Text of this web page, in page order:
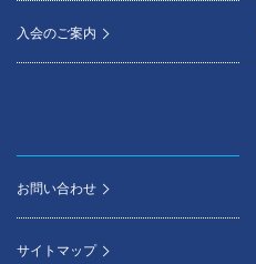
入会のご案内
お問い合わせ
サイトマップ